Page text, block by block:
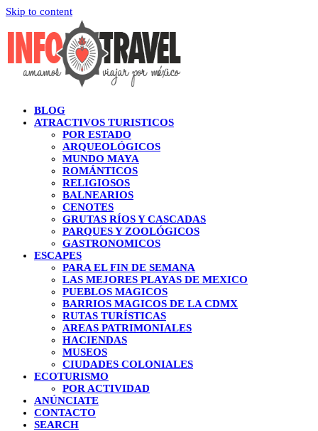
Skip to content
BLOG
ATRACTIVOS TURISTICOS
POR ESTADO
ARQUEOLÓGICOS
MUNDO MAYA
ROMÁNTICOS
RELIGIOSOS
BALNEARIOS
CENOTES
GRUTAS RÍOS Y CASCADAS
PARQUES Y ZOOLÓGICOS
GASTRONOMICOS
ESCAPES
PARA EL FIN DE SEMANA
LAS MEJORES PLAYAS DE MEXICO
PUEBLOS MAGICOS
BARRIOS MAGICOS DE LA CDMX
RUTAS TURÍSTICAS
AREAS PATRIMONIALES
HACIENDAS
MUSEOS
CIUDADES COLONIALES
ECOTURISMO
POR ACTIVIDAD
ANÚNCIATE
CONTACTO
SEARCH